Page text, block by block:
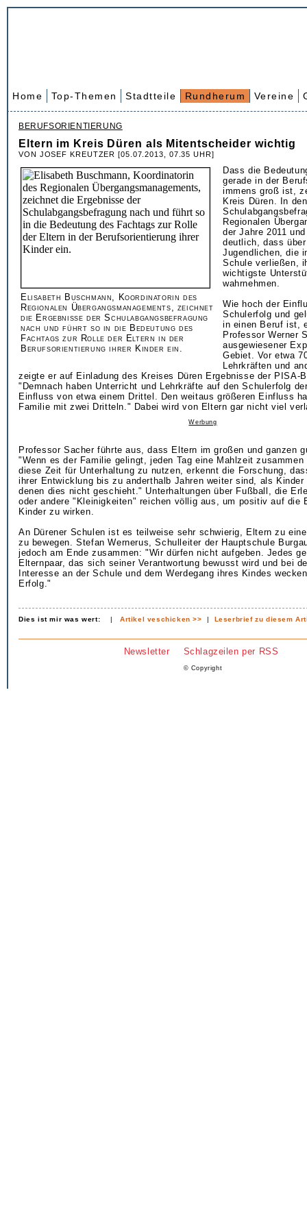
Home Top-Themen Stadtteile Rundherum Vereine
BERUFSORIENTIERUNG
Eltern im Kreis Düren als Mitentscheider wichtig
VON JOSEF KREUTZER [05.07.2013, 07.35 UHR]
Elisabeth Buschmann, Koordinatorin des
Regionalen Übergangsmanagements, zeichnet
die Ergebnisse der Schulabgangsbefragung
nach und führt so in die Bedeutung des
Fachtags zur Rolle der Eltern in der
Berufsorientierung ihrer Kinder ein.
Dass die
gerade in der
immens groß ist,
Kreis Düren. In den
Regionalen
der Jahre 2011
deutlich, dass
Jugendlichen, die
Schule verließen,
wichtigste
wahrnehmen.
Wie hoch der
Schulerfolg und
in einen Beruf ist,
Professor Werner
ausgewiesener
Gebiet. Vor etwa
Lehrkräften und
zeigte er auf Einladung des Kreises Düren Ergebnisse der PISA-
"Demnach haben Unterricht und Lehrkräfte auf den Schulerfolg
Einfluss von etwa einem Drittel. Den weitaus größeren Einfluss
Familie mit zwei Dritteln." Dabei wird von Eltern gar nicht viel
Werbung
Professor Sacher führte aus, dass Eltern im großen und ganzen
"Wenn es der Familie gelingt, jeden Tag eine Mahlzeit zusammen
diese Zeit für Unterhaltung zu nutzen, erkennt die Forschung,
ihrer Entwicklung bis zu anderthalb Jahren weiter sind, als
denen dies nicht geschieht." Unterhaltungen über Fußball, die
oder andere "Kleinigkeiten" reichen völlig aus, um positiv auf die
Kinder zu wirken.
An Dürener Schulen ist es teilweise sehr schwierig, Eltern zu
zu bewegen. Stefan Wernerus, Schulleiter der Hauptschule
jedoch am Ende zusammen: "Wir dürfen nicht aufgeben. Jedes
Elternpaar, das sich seiner Verantwortung bewusst wird und bei
Interesse an der Schule und dem Werdegang ihres Kindes
Erfolg."
Dies ist mir was wert: |Artikel veschicken >> | Leserbrief zu diesem
Newsletter Schlagzeilen per RSS
© Copyright